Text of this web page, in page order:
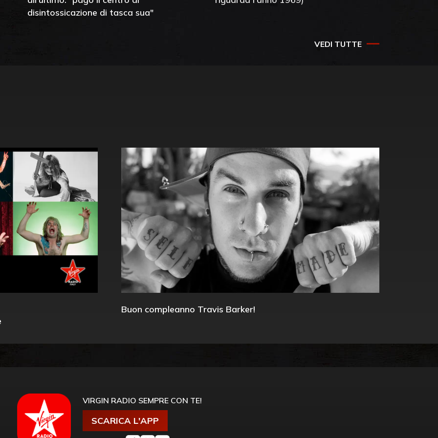
disintossicazione di tasca sua"
VEDI TUTTE
Buon compleanno Travis Barker!
VIRGIN RADIO SEMPRE CON TE!
SCARICA L'APP